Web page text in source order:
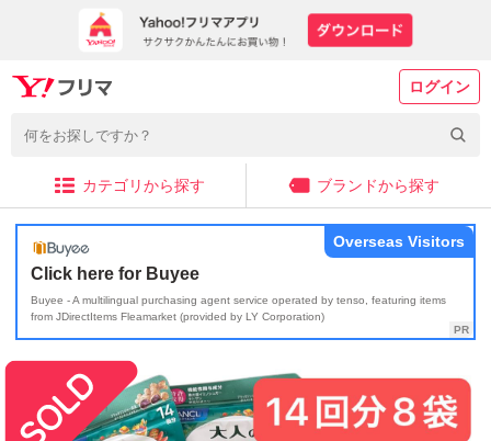
ログイン
カテゴリから探す ブランドから探す
Click here for Buyee
Buyee - A multilingual purchasing agent service operated by tenso, featuring items
from JDirectItems Fleamarket (provided by LY Corporation)
Overseas Visitors